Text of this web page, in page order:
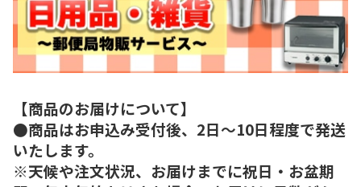
【商品のお届けについて】
●商品はお申込み受付後、2日～10日程度で発送
いたします。
※天候や注文状況、お届けまでに祝日・お盆期